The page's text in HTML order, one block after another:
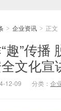
> 企业资讯 > 正文
趣”传播
文化宣
12-09 分类： 企